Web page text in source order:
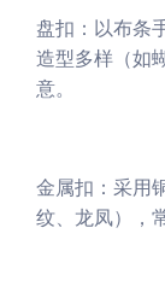
盘扣：以布条
造型多样（如
意。
金属扣：采用
纹、龙凤），